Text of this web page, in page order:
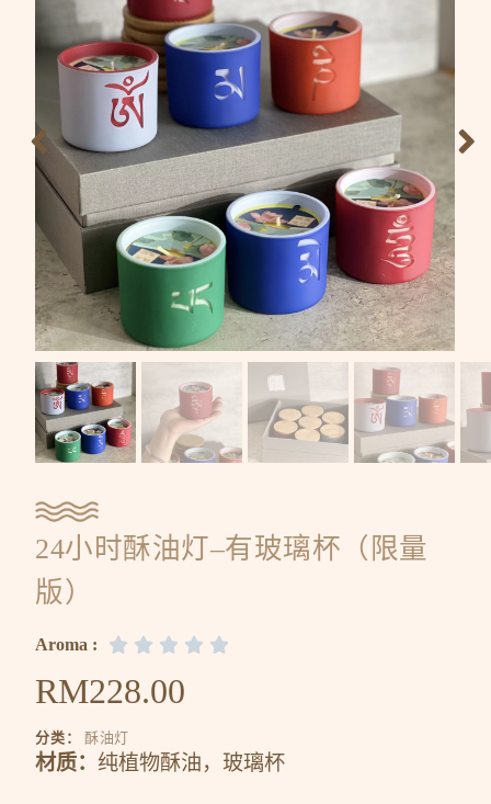
24小时酥油灯–有玻璃杯（限量
版）
Aroma :     
RM228.00
分类：酥油灯
材质： 纯植物酥油，玻璃杯